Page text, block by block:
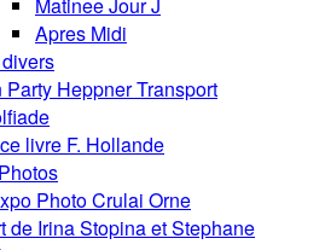
Apres Midi
Party Heppner Transport
livre F. Hollande
Photo Crulai Orne
de Irina Stopina et Stephane